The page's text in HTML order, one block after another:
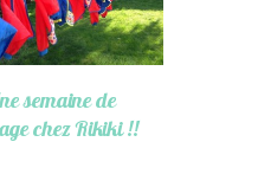
semaine de
chez Rikiki !!